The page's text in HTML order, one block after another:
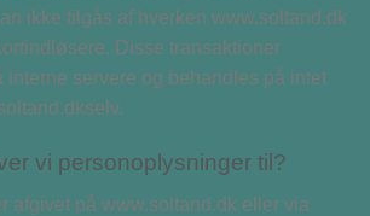
ikke tilgås af hverken www.soltand.dk
Disse transaktioner
interne servere og behandles på intet
vi personoplysninger til?
afgivet på www.soltand.dk eller via